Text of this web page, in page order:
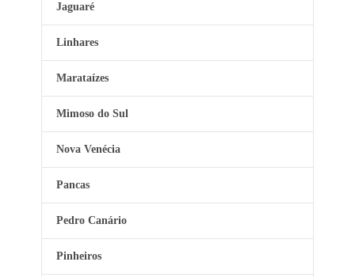
Jaguaré
Linhares
Marataízes
Mimoso do Sul
Nova Venécia
Pancas
Pedro Canário
Pinheiros